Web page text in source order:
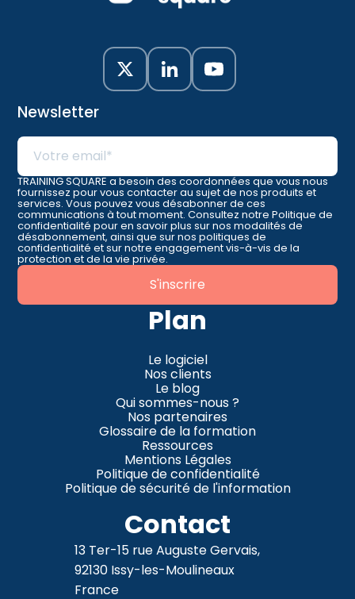
Newsletter
TRAINING SQUARE a besoin des coordonnées que vous nous
fournissez pour vous contacter au sujet de nos produits et
services. Vous pouvez vous désabonner de ces
communications à tout moment. Consultez notre Politique de
confidentialité pour en savoir plus sur nos modalités de
désabonnement, ainsi que sur nos politiques de
confidentialité et sur notre engagement vis-à-vis de la
protection et de la vie privée.
Plan
Le logiciel
Nos clients
Le blog
Qui sommes-nous ?
Nos partenaires
Glossaire de la formation
Ressources
Mentions Légales
Politique de confidentialité
Politique de sécurité de l'information
Contact
13 Ter-15 rue Auguste Gervais,
92130 Issy-les-Moulineaux
France